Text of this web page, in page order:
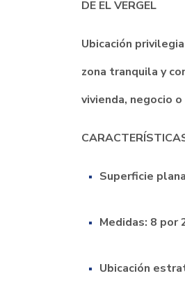
DE EL VERGEL
Ubicación
zona tranquila y
vivienda, negocio
Superficie
Medidas: 8 por
Ubicación